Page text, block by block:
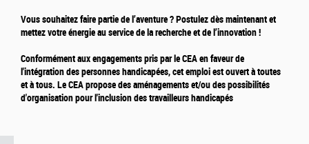
Vous souhaitez faire partie de l’aventure ? Postulez dès maintenant et
mettez votre énergie au service de la recherche et de l’innovation !
Conformément aux engagements pris par le CEA en faveur de
l'intégration des personnes handicapées, cet emploi est ouvert à toutes
et à tous. Le CEA propose des aménagements et/ou des possibilités
d'organisation pour l'inclusion des travailleurs handicapés